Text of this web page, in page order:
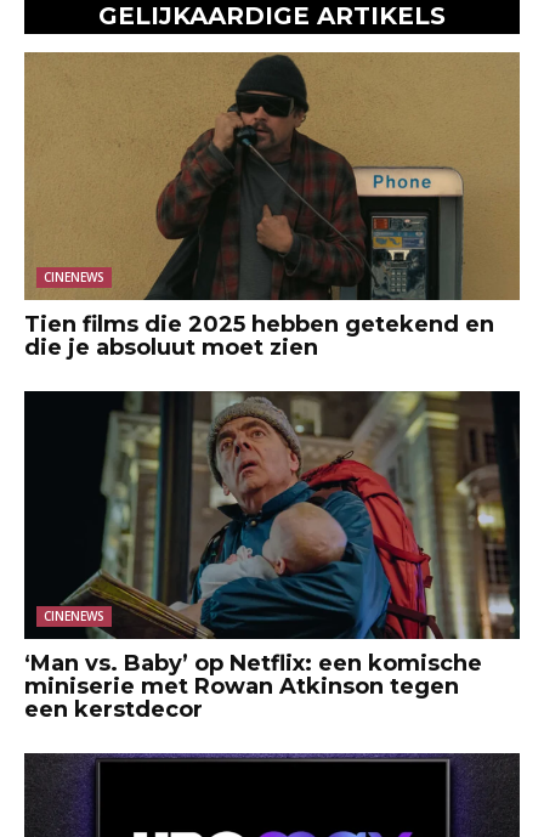
GELIJKAARDIGE ARTIKELS
CINENEWS
Tien films die 2025 hebben getekend en
die je absoluut moet zien
CINENEWS
‘Man vs. Baby’ op Netflix: een komische
miniserie met Rowan Atkinson tegen
een kerstdecor